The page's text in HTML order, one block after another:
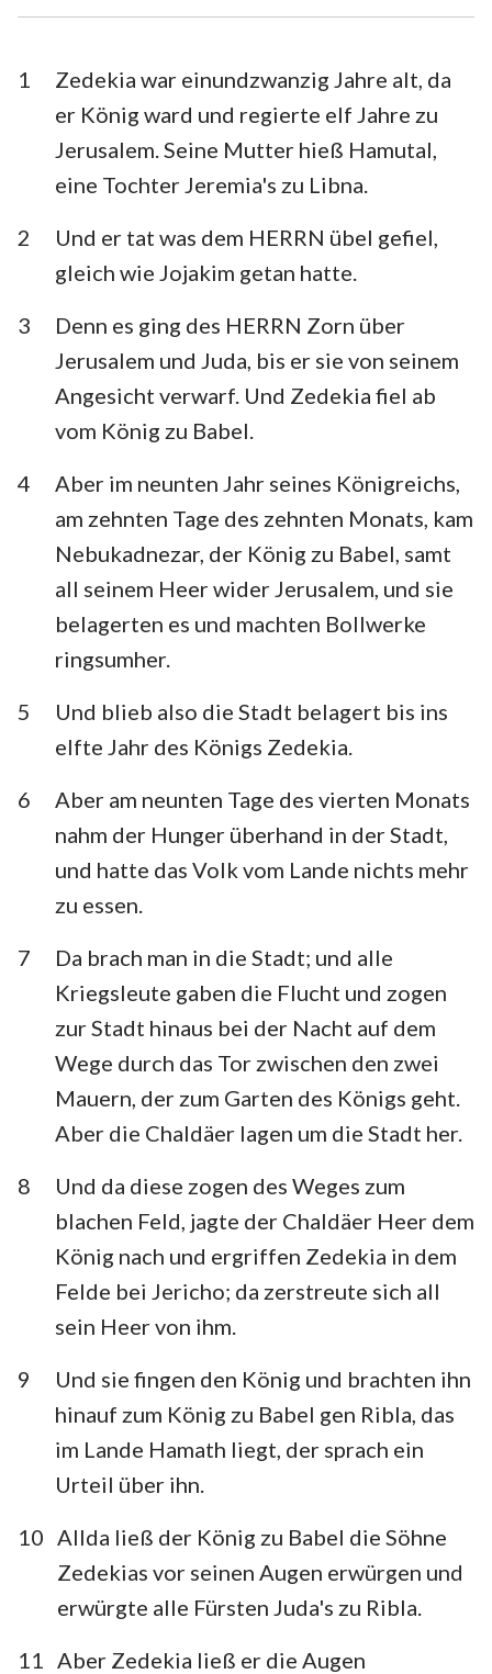
Esra Nehemia
Esther Hiob
Psalm Sprüche
Klagelieder Hesekiel
Daniel Hosea
Joel Amos
Obadja Jona
Habakuk Zephanja
Haggai Sacharja
Maleachi
1
Zedekia war einundzwanzig Jahre alt, da
er König ward und regierte elf Jahre zu
Jerusalem. Seine Mutter hieß Hamutal,
eine Tochter Jeremia's zu Libna.
2
Und er tat was dem HERRN übel gefiel,
gleich wie Jojakim getan hatte.
3
Denn es ging des HERRN Zorn über
Jerusalem und Juda, bis er sie von seinem
Angesicht verwarf. Und Zedekia fiel ab
vom König zu Babel.
4
Aber im neunten Jahr seines Königreichs,
am zehnten Tage des zehnten Monats, kam
Nebukadnezar, der König zu Babel, samt
all seinem Heer wider Jerusalem, und sie
belagerten es und machten Bollwerke
ringsumher.
5
Und blieb also die Stadt belagert bis ins
elfte Jahr des Königs Zedekia.
6
Aber am neunten Tage des vierten Monats
nahm der Hunger überhand in der Stadt,
und hatte das Volk vom Lande nichts mehr
zu essen.
7
Da brach man in die Stadt; und alle
Kriegsleute gaben die Flucht und zogen
zur Stadt hinaus bei der Nacht auf dem
Wege durch das Tor zwischen den zwei
Mauern, der zum Garten des Königs geht.
Aber die Chaldäer lagen um die Stadt her.
8
Und da diese zogen des Weges zum
blachen Feld, jagte der Chaldäer Heer dem
König nach und ergriffen Zedekia in dem
Felde bei Jericho; da zerstreute sich all
sein Heer von ihm.
9
Und sie fingen den König und brachten ihn
hinauf zum König zu Babel gen Ribla, das
im Lande Hamath liegt, der sprach ein
Urteil über ihn.
10 Allda ließ der König zu Babel die Söhne
Zedekias vor seinen Augen erwürgen und
erwürgte alle Fürsten Juda's zu Ribla.
11
Aber Zedekia ließ er die Augen